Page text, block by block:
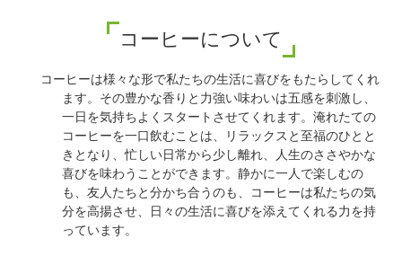
コーヒーについて
コーヒーは様々な形で私たちの生活に喜びをもたらしてくれ
ます。その豊かな香りと力強い味わいは五感を刺激し、
一日を気持ちよくスタートさせてくれます。淹れたての
コーヒーを一口飲むことは、リラックスと至福のひとと
きとなり、忙しい日常から少し離れ、人生のささやかな
喜びを味わうことができます。静かに一人で楽しむの
も、友人たちと分かち合うのも、コーヒーは私たちの気
分を高揚させ、日々の生活に喜びを添えてくれる力を持
っています。